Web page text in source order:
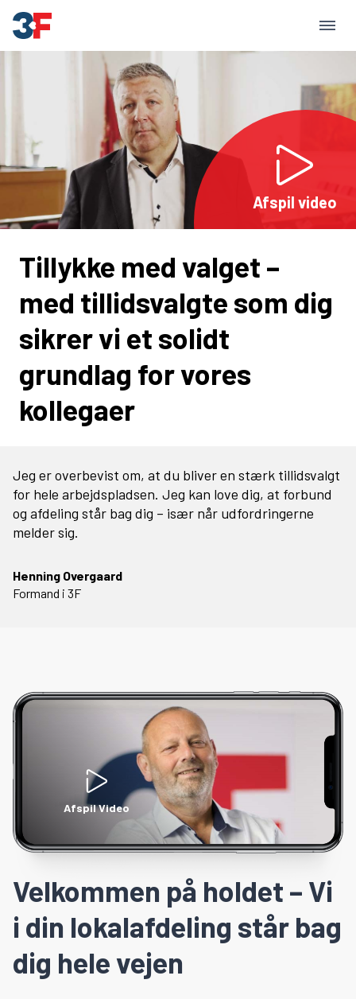
Tillykke med valget –
med tillidsvalgte som dig
sikrer vi et solidt
grundlag for vores
kollegaer
Jeg er overbevist om, at du bliver en stærk tillidsvalgt
for hele arbejdspladsen. Jeg kan love dig, at forbund
og afdeling står bag dig – især når udfordringerne
melder sig.
Henning Overgaard
Formand i 3F
Afspil video
Velkommen på holdet – Vi
i din lokalafdeling står bag
dig hele vejen
Afspil Video